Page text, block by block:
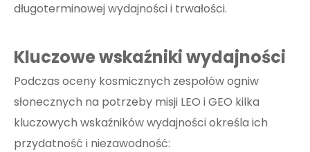
długoterminowej wydajności i trwałości.
Kluczowe wskaźniki wydajności
Podczas oceny kosmicznych zespołów ogniw
słonecznych na potrzeby misji LEO i GEO kilka
kluczowych wskaźników wydajności określa ich
przydatność i niezawodność: